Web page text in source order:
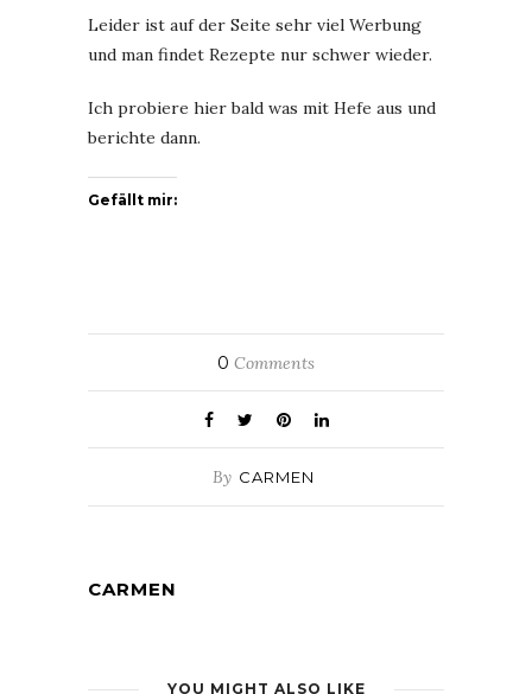
Leider ist auf der Seite sehr viel Werbung
und man findet Rezepte nur schwer wieder.
Ich probiere hier bald was mit Hefe aus und
berichte dann.
Gefällt mir:
0 Comments
By CARMEN
CARMEN
YOU MIGHT ALSO LIKE